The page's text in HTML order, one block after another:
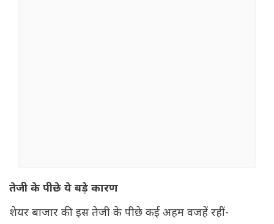
तेजी के पीछे ये बड़े कारण
शेयर बाजार की इस तेजी के पीछे कई अहम वजहें रहीं-